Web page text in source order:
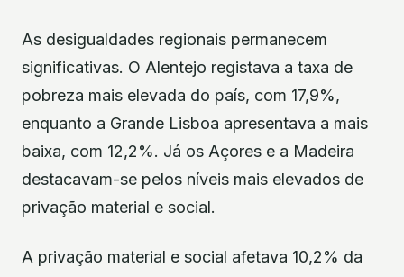
As desigualdades regionais permanecem
significativas. O Alentejo registava a taxa de
pobreza mais elevada do país, com 17,9%,
enquanto a Grande Lisboa apresentava a mais
baixa, com 12,2%. Já os Açores e a Madeira
destacavam-se pelos níveis mais elevados de
privação material e social.
A privação material e social afetava 10,2% da